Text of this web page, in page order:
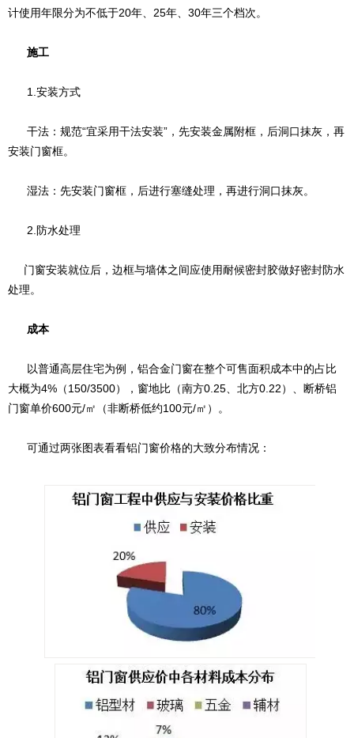
计使用年限分为不低于20年、25年、30年三个档次。
施工
1.安装方式
干法：规范“宜采用干法安装”，先安装金属附框，后洞口抹灰，再
安装门窗框。
湿法：先安装门窗框，后进行塞缝处理，再进行洞口抹灰。
2.防水处理
门窗安装就位后，边框与墙体之间应使用耐候密封胶做好密封防水
处理。
成本
以普通高层住宅为例，铝合金门窗在整个可售面积成本中的占比
大概为4%（150/3500），窗地比（南方0.25、北方0.22）、断桥铝
门窗单价600元/㎡（非断桥低约100元/㎡）。
可通过两张图表看看铝门窗价格的大致分布情况：